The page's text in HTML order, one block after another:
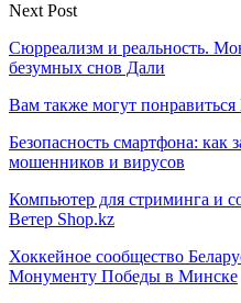
Next Post
​Сюрреализм и реальность.
безумных снов Дали
Вам также могут понравиться
Безопасность смартфона:
мошенников и вирусов
Компьютер для стриминга и
Ветер Shop.kz
Хоккейное сообщество
Монументу Победы в Минске